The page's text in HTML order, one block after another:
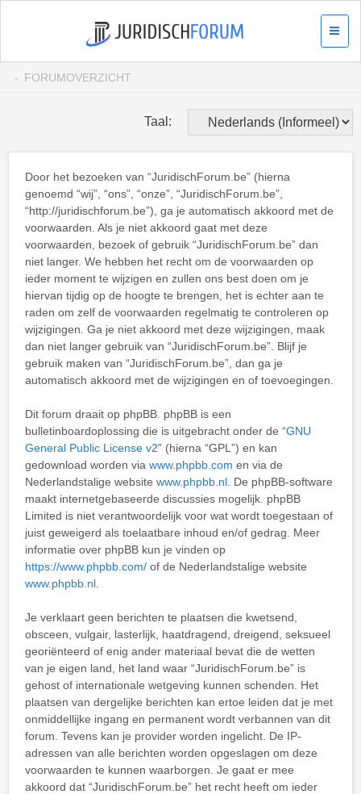
FORUMOVERZICHT
Taal:
Door het bezoeken van “JuridischForum.be” (hierna
genoemd “wij”, “ons”, “onze”, “JuridischForum.be”,
“http://juridischforum.be”), ga je automatisch akkoord met de
voorwaarden. Als je niet akkoord gaat met deze
voorwaarden, bezoek of gebruik “JuridischForum.be” dan
niet langer. We hebben het recht om de voorwaarden op
ieder moment te wijzigen en zullen ons best doen om je
hiervan tijdig op de hoogte te brengen, het is echter aan te
raden om zelf de voorwaarden regelmatig te controleren op
wijzigingen. Ga je niet akkoord met deze wijzigingen, maak
dan niet langer gebruik van “JuridischForum.be”. Blijf je
gebruik maken van “JuridischForum.be”, dan ga je
automatisch akkoord met de wijzigingen en of toevoegingen.
Dit forum draait op phpBB. phpBB is een
bulletinboardoplossing die is uitgebracht onder de “GNU
General Public License v2” (hierna “GPL”) en kan
gedownload worden via www.phpbb.com en via de
Nederlandstalige website www.phpbb.nl . De phpBB-software
maakt internetgebaseerde discussies mogelijk. phpBB
Limited is niet verantwoordelijk voor wat wordt toegestaan of
juist geweigerd als toelaatbare inhoud en/of gedrag. Meer
informatie over phpBB kun je vinden op
https://www.phpbb.com/ of de Nederlandstalige website
www.phpbb.nl
Je verklaart geen berichten te plaatsen die kwetsend,
obsceen, vulgair, lasterlijk, haatdragend, dreigend, seksueel
georiënteerd of enig ander materiaal bevat die de wetten
van je eigen land, het land waar “JuridischForum.be” is
gehost of internationale wetgeving kunnen schenden. Het
plaatsen van dergelijke berichten kan ertoe leiden dat je met
onmiddellijke ingang en permanent wordt verbannen van dit
forum. Tevens kan je provider worden ingelicht. De IP-
adressen van alle berichten worden opgeslagen om deze
voorwaarden te kunnen waarborgen. Je gaat er mee
akkoord dat “JuridischForum.be” het recht heeft om ieder